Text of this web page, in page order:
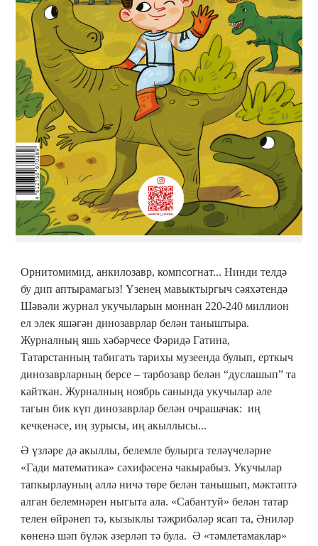
Орнитомимид, анкилозавр, компсогнат... Нинди телдә
бу дип аптырамагыз! Үзенең мавыктыргыч сәяхәтендә
Шәвәли журнал укучыларын моннан 220-240 миллион
ел элек яшәгән динозаврлар белән таныштыра.
Журналның яшь хәбәрчесе Фәридә Гатина,
Татарстанның табигать тарихы музеенда булып, ерткыч
динозаврларның берсе – тарбозавр белән “дуслашып” та
кайткан. Журналның ноябрь санында укучылар әле
тагын бик күп динозаврлар белән очрашачак: иң
кечкенәсе, иң зурысы, иң акыллысы...
Ә үзләре дә акыллы, белемле булырга теләүчеләрне
«Гади математика» сәхифәсенә чакырабыз. Укучылар
тапкырлауның әллә ничә төре белән танышып, мәктәптә
алган белемнәрен ныгыта ала. «Сабантуй» белән татар
телен өйрәнеп тә, кызыклы тәҗрибәләр ясап та, Әниләр
көненә шәп бүләк әзерләп тә була. Ә «тәмлетамаклар»